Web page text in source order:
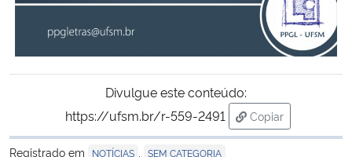
Divulgue este conteúdo:
https://ufsm.br/r-559-2491
Copiar
para área de
Registrado em
NOTÍCIAS SEM CATEGORIA